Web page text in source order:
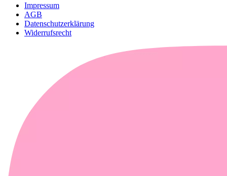
Impressum
AGB
Datenschutzerklärung
Widerrufsrecht